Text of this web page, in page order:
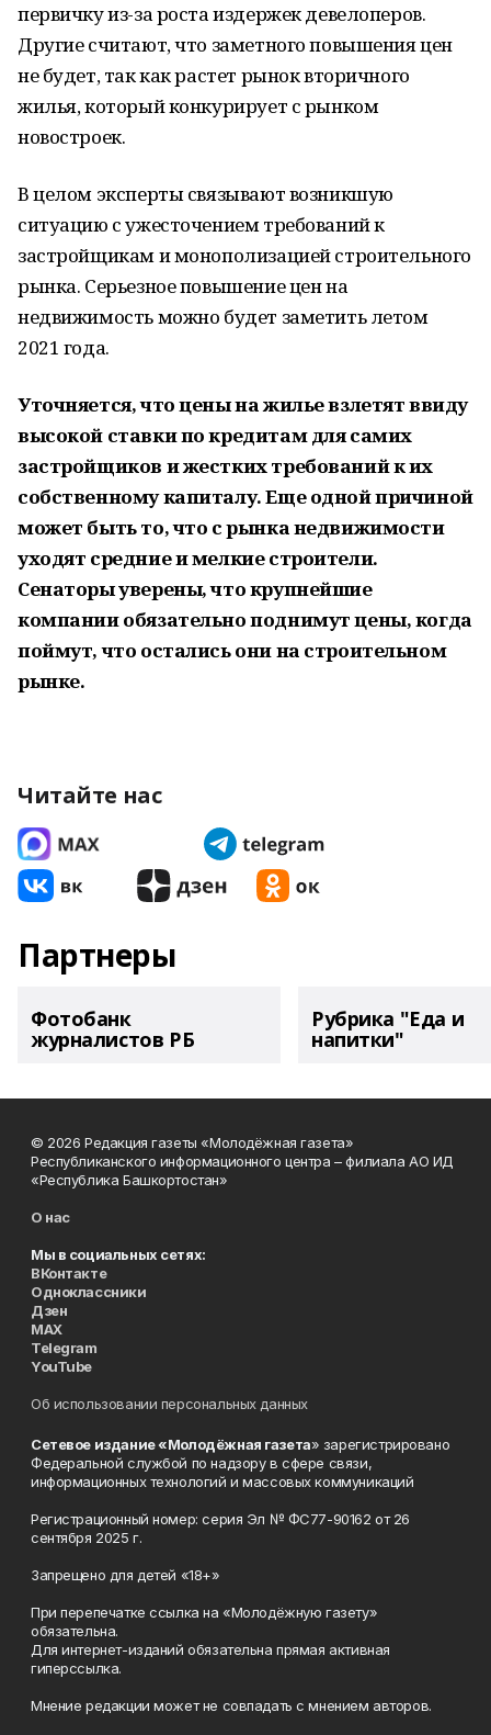
первичку из-за роста издержек девелоперов.
Другие считают, что заметного повышения цен
не будет, так как растет рынок вторичного
жилья, который конкурирует с рынком
новостроек.
В целом эксперты связывают возникшую
ситуацию с ужесточением требований к
застройщикам и монополизацией строительного
рынка. Серьезное повышение цен на
недвижимость можно будет заметить летом
2021 года.
Уточняется, что цены на жилье взлетят ввиду
высокой ставки по кредитам для самих
застройщиков и жестких требований к их
собственному капиталу. Еще одной причиной
может быть то, что с рынка недвижимости
уходят средние и мелкие строители.
Сенаторы уверены, что крупнейшие
компании обязательно поднимут цены, когда
поймут, что остались они на строительном
рынке.
Читайте нас
Партнеры
Фотобанк
журналистов РБ
Рубрика "Еда и
напитки"
© 2026 Редакция газеты «Молодёжная газета»
Республиканского информационного центра – филиала АО ИД
«Республика Башкортостан»
О нас
Мы в социальных сетях:
ВКонтакте
Одноклассники
Дзен
MAX
Telegram
YouTube
Об использовании персональных данных
Сетевое издание «Молодёжная газета» зарегистрировано
Федеральной службой по надзору в сфере связи,
информационных технологий и массовых коммуникаций
Регистрационный номер: серия Эл № ФС77-90162 от 26
сентября 2025 г.
Запрещено для детей «18+»
При перепечатке ссылка на «Молодёжную газету»
обязательна.
Для интернет-изданий обязательна прямая активная
гиперссылка.
Мнение редакции может не совпадать с мнением авторов.